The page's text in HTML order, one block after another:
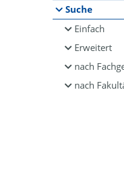
Suche
Einfach
Erweitert
nach
nach